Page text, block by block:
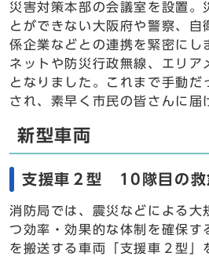
災害対策本部の会議室を設置。
とができない大阪府や警察、自
係企業などとの連携を緊密にし
ネットや防災行政無線、エリア
となりました。これまで手動だ
され、素早く市民の皆さんに届
新型車両
支援車２型 10隊目の救
消防局では、震災などによる大
つ効率・効果的な体制を確保す
を搬送する車両「支援車２型」